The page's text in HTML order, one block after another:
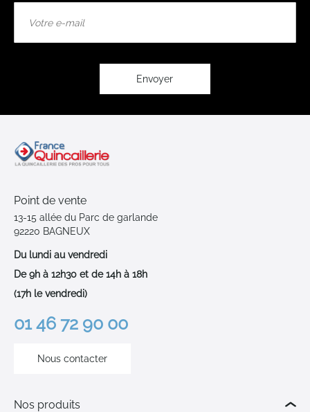
Envoyer
Point de vente
13-15 allée du Parc de garlande
92220 BAGNEUX
Du lundi au vendredi
De 9h à 12h30 et de 14h à 18h
(17h le vendredi)
01 46 72 90 00
Nous contacter
Nos produits